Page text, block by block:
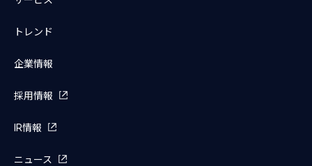
トレンド
企業情報
採用情報
IR情報
ニュース